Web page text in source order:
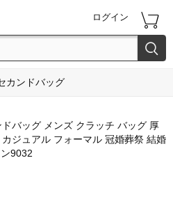
ログイン 

カンドバッグ
バッグ メンズ クラッチ バッグ 厚
ジュアル フォーマル 冠婚葬祭 結婚
9032